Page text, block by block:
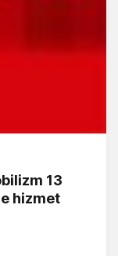
13
hizmet